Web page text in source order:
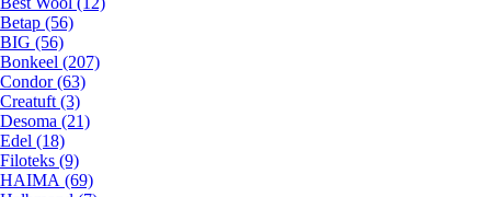
Betap (56)
BIG (56)
Bonkeel (207)
Condor (63)
Creatuft (3)
Desoma (21)
Edel (18)
Filoteks (9)
HAIMA (69)